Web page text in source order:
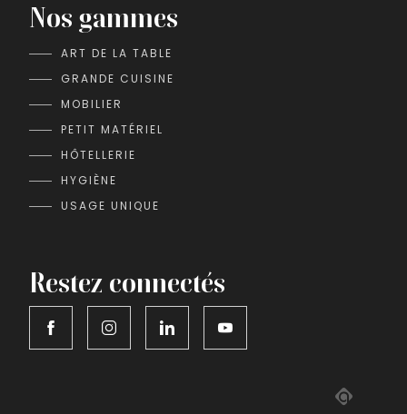
Nos gammes
ART DE LA TABLE
GRANDE CUISINE
MOBILIER
PETIT MATÉRIEL
HÔTELLERIE
HYGIÈNE
USAGE UNIQUE
Restez connectés
Adipso,